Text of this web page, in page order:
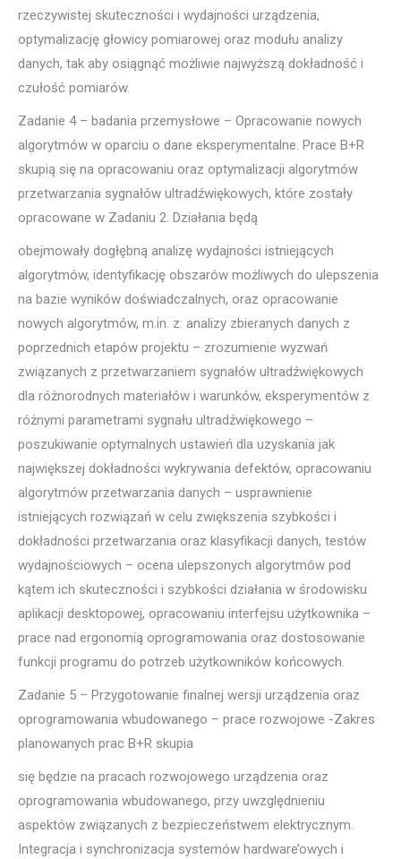
rzeczywistej skuteczności i wydajności urządzenia,
optymalizację głowicy pomiarowej oraz modułu analizy
danych, tak aby osiągnąć możliwie najwyższą dokładność i
czułość pomiarów.
Zadanie 4 – badania przemysłowe – Opracowanie nowych
algorytmów w oparciu o dane eksperymentalne. Prace B+R
skupią się na opracowaniu oraz optymalizacji algorytmów
przetwarzania sygnałów ultradźwiękowych, które zostały
opracowane w Zadaniu 2. Działania będą
obejmowały dogłębną analizę wydajności istniejących
algorytmów, identyfikację obszarów możliwych do ulepszenia
na bazie wyników doświadczalnych, oraz opracowanie
nowych algorytmów, m.in. z: analizy zbieranych danych z
poprzednich etapów projektu – zrozumienie wyzwań
związanych z przetwarzaniem sygnałów ultradźwiękowych
dla różnorodnych materiałów i warunków, eksperymentów z
różnymi parametrami sygnału ultradźwiękowego –
poszukiwanie optymalnych ustawień dla uzyskania jak
największej dokładności wykrywania defektów, opracowaniu
algorytmów przetwarzania danych – usprawnienie
istniejących rozwiązań w celu zwiększenia szybkości i
dokładności przetwarzania oraz klasyfikacji danych, testów
wydajnościowych – ocena ulepszonych algorytmów pod
kątem ich skuteczności i szybkości działania w środowisku
aplikacji desktopowej, opracowaniu interfejsu użytkownika –
prace nad ergonomią oprogramowania oraz dostosowanie
funkcji programu do potrzeb użytkowników końcowych.
Zadanie 5 – Przygotowanie finalnej wersji urządzenia oraz
oprogramowania wbudowanego – prace rozwojowe -Zakres
planowanych prac B+R skupia
się będzie na pracach rozwojowego urządzenia oraz
oprogramowania wbudowanego, przy uwzględnieniu
aspektów związanych z bezpieczeństwem elektrycznym.
Integracja i synchronizacja systemów hardware’owych i